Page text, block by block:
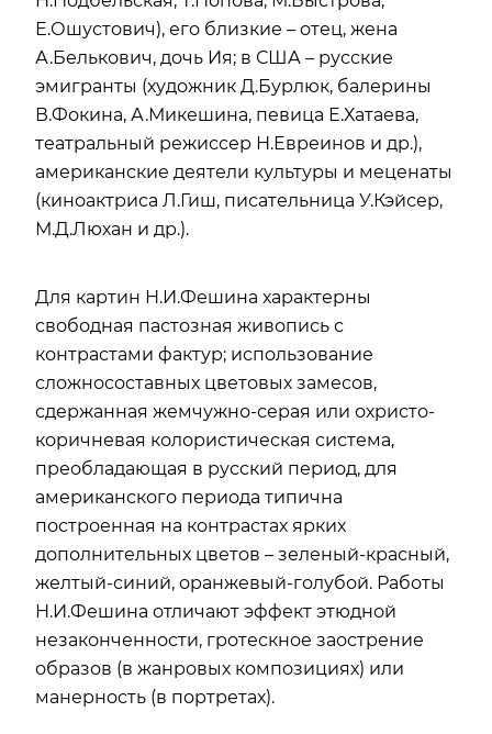
Е.Ошустович), его близкие – отец, жена
А.Белькович, дочь Ия; в США – русские
эмигранты (художник Д.Бурлюк, балерины
В.Фокина, А.Микешина, певица Е.Хатаева,
театральный режиссер Н.Евреинов и др.),
американские деятели культуры и меценаты
(киноактриса Л.Гиш, писательница У.Кэйсер,
М.Д.Люхан и др.).
Для картин Н.И.Фешина характерны
свободная пастозная живопись с
контрастами фактур; использование
сложносоставных цветовых замесов,
сдержанная жемчужно-серая или охристо-
коричневая колористическая система,
преобладающая в русский период, для
американского периода типична
построенная на контрастах ярких
дополнительных цветов – зеленый-красный,
желтый-синий, оранжевый-голубой. Работы
Н.И.Фешина отличают эффект этюдной
незаконченности, гротескное заострение
образов (в жанровых композициях) или
манерность (в портретах).